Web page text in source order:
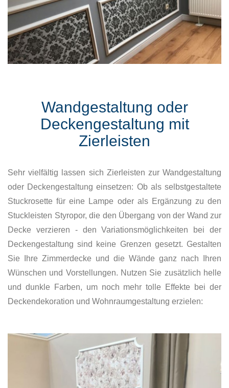
Wandgestaltung oder
Deckengestaltung mit
Zierleisten
Sehr vielfältig lassen sich Zierleisten zur Wandgestaltung
oder Deckengestaltung einsetzen: Ob als selbstgestaltete
Stuckrosette für eine Lampe oder als Ergänzung zu den
Stuckleisten Styropor, die den Übergang von der Wand zur
Decke verzieren - den Variationsmöglichkeiten bei der
Deckengestaltung sind keine Grenzen gesetzt. Gestalten
Sie Ihre Zimmerdecke und die Wände ganz nach Ihren
Wünschen und Vorstellungen. Nutzen Sie zusätzlich helle
und dunkle Farben, um noch mehr tolle Effekte bei der
Deckendekoration und Wohnraumgestaltung erzielen: